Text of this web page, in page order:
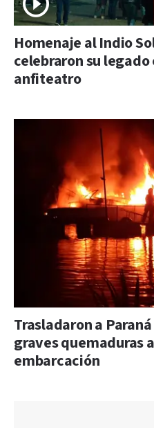
Homenaje al Indio
celebraron su
anfiteatro
Trasladaron a
graves quemaduras
embarcación